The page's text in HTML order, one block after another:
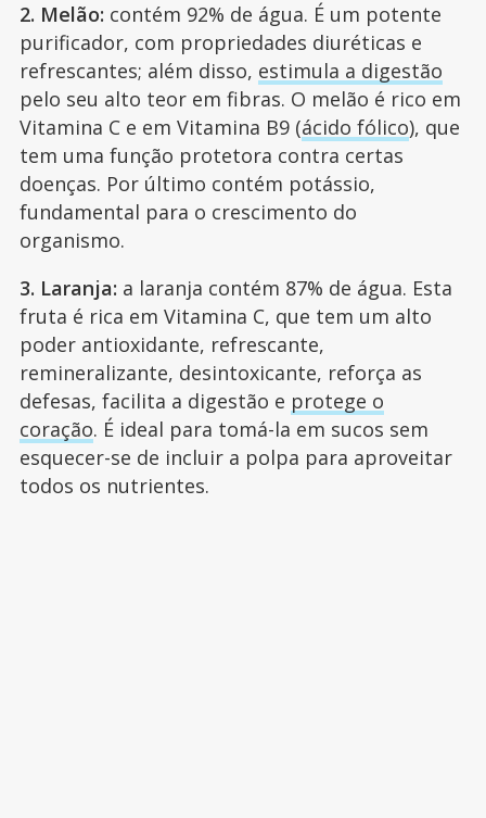
2. Melão: contém 92% de água. É um potente
purificador, com propriedades diuréticas e
refrescantes; além disso, estimula a digestão
pelo seu alto teor em fibras. O melão é rico em
Vitamina C e em Vitamina B9 (ácido fólico), que
tem uma função protetora contra certas
doenças. Por último contém potássio,
fundamental para o crescimento do
organismo.
3. Laranja: a laranja contém 87% de água. Esta
fruta é rica em Vitamina C, que tem um alto
poder antioxidante, refrescante,
remineralizante, desintoxicante, reforça as
defesas, facilita a digestão e protege o
coração. É ideal para tomá-la em sucos sem
esquecer-se de incluir a polpa para aproveitar
todos os nutrientes.